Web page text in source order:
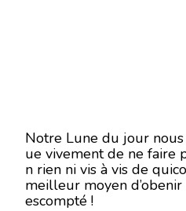
Notre Lune du jour
ue vivement de ne faire
n rien ni vis à vis de
meilleur moyen
escompté !